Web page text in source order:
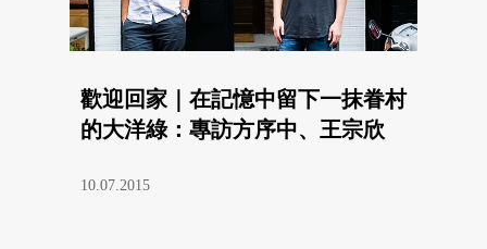
歡迎回家｜在記憶中留下一抹眷村
的大洋綠：專訪方序中、王宗欣
10.07.2015